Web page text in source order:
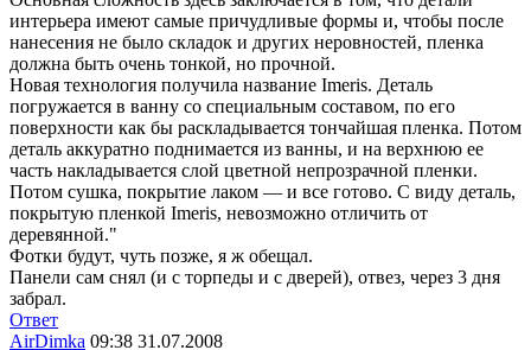
интерьера имеют самые причудливые формы и, чтобы после
нанесения не было складок и других неровностей, пленка
должна быть очень тонкой, но прочной.
Новая технология получила название Imeris. Деталь
погружается в ванну со специальным составом, по его
поверхности как бы раскладывается тончайшая пленка. Потом
деталь аккуратно поднимается из ванны, и на верхнюю ее
часть накладывается слой цветной непрозрачной пленки.
Потом сушка, покрытие лаком — и все готово. С виду деталь,
покрытую пленкой Imeris, невозможно отличить от
деревянной."
Фотки будут, чуть позже, я ж обещал.
Панели сам снял (и с торпеды и с дверей), отвез, через 3 дня
забрал.
Ответ
AirDimka 09:38 31.07.2008